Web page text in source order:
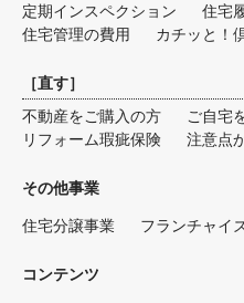
定期インスペクション
住宅
住宅管理の費用
カチッと！
［直す］
不動産をご購入の方
ご自宅
リフォーム瑕疵保険
注意点
その他事業
住宅分譲事業
フランチャイ
コンテンツ